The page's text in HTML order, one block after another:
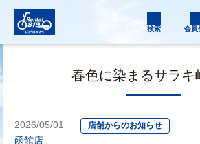
検索 会員
春色に染まるサラキ
2026/05/01 店舗からのお知らせ
函館店